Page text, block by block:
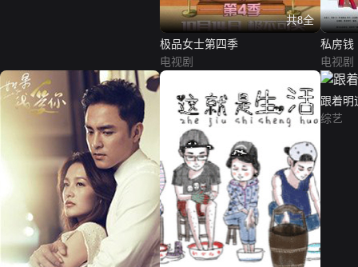
共8全
极品女士第四季
电视剧
私房钱
电视剧
跟着明
综艺